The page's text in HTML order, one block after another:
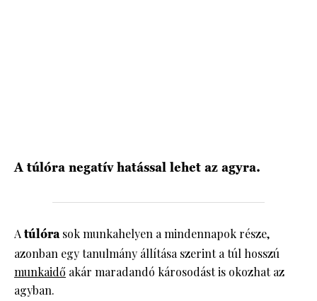
A túlóra negatív hatással lehet az agyra.
Atúlórasok munkahelyen a mindennapok része,
azonban egy tanulmány állítása szerint a túl hosszú
munkaidő akár maradandó károsodást is okozhat az
agyban.